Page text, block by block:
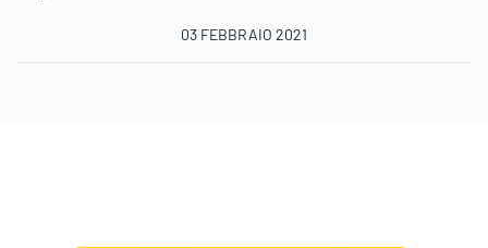
03 FEBBRAIO 2021